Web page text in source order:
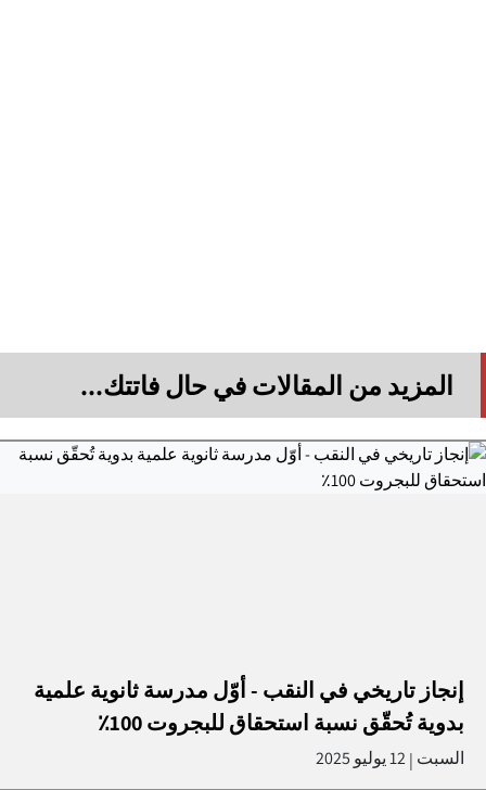
المزيد من المقالات في حال فاتتك...
إنجاز تاريخي في النقب - أوّل مدرسة ثانوية علمية
بدوية تُحقّق نسبة استحقاق للبجروت 100٪
السبت |12 يوليو 2025